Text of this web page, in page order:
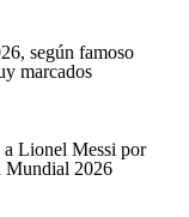
según famoso
marcados
a Lionel Messi por
Mundial 2026